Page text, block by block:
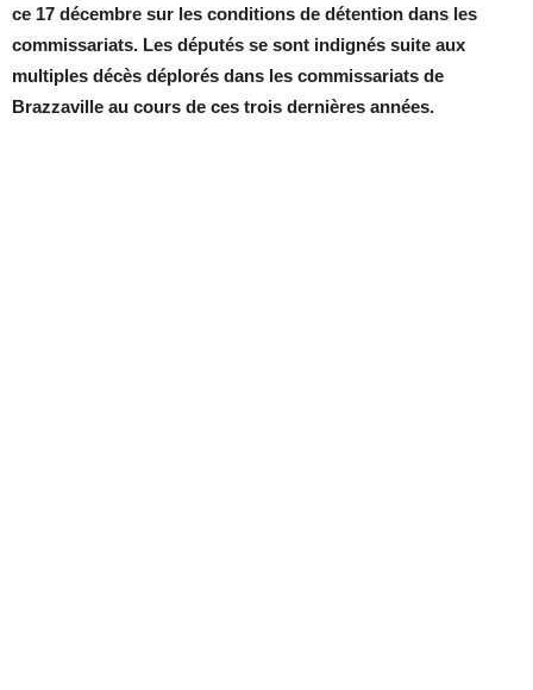
ce 17 décembre sur les conditions de détention dans les
commissariats. Les députés se sont indignés suite aux
multiples décès déplorés dans les commissariats de
Brazzaville au cours de ces trois dernières années.